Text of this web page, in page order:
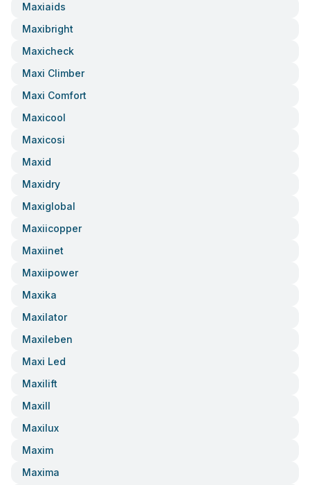
Maxiaids
Maxibright
Maxicheck
Maxi Climber
Maxi Comfort
Maxicool
Maxicosi
Maxid
Maxidry
Maxiglobal
Maxiicopper
Maxiinet
Maxiipower
Maxika
Maxilator
Maxileben
Maxi Led
Maxilift
Maxill
Maxilux
Maxim
Maxima